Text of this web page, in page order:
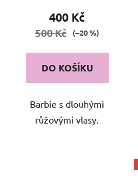
400 Kč
500 Kč (–20 %)
DO KOŠÍKU
Barbie s dlouhými
růžovými vlasy.